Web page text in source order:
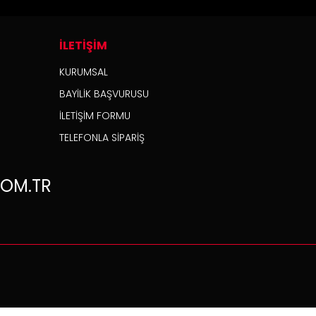
İLETİŞİM
KURUMSAL
BAYİLİK BAŞVURUSU
İLETİŞİM FORMU
TELEFONLA SİPARİŞ